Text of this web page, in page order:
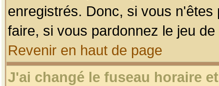
enregistrés. Donc, si vous
faire, si vous pardonnez le jeu
Revenir en haut de page
J'ai changé le fuseau horaire